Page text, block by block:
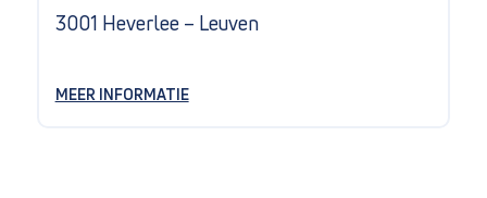
3001 Heverlee – Leuven
MEER INFORMATIE